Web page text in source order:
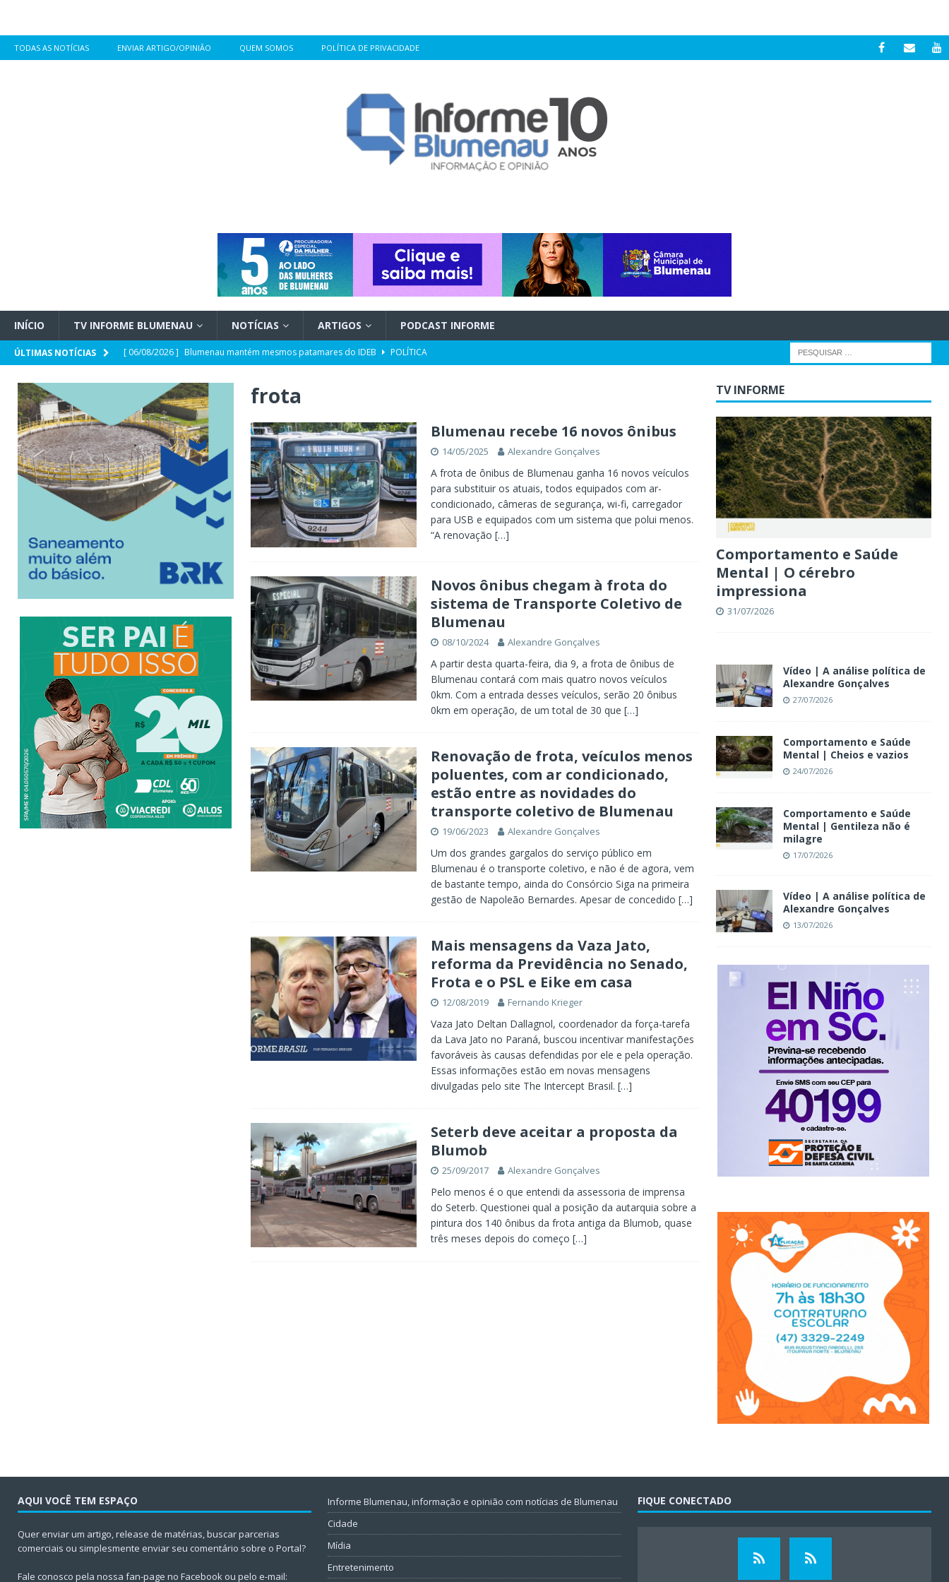
TODAS AS NOTÍCIAS ENVIAR ARTIGO/OPINIÃO QUEM SOMOS POLÍTICA DE PRIVACIDADE
INÍCIO TV INFORME BLUMENAU NOTÍCIAS ARTIGOS PODCAST INFORME
ÚLTIMAS NOTÍCIAS [ 06/08/2026 ] Blumenau mantém mesmos patamares do IDEB
POLÍTICA
[ 06/08/2026 ] Casa Fritz Müller terá programação especial gratuita ao longo de agosto
[ 06/08/2026 ] Câmara aprova credenciamento como nova modalidade para serviços funerários em Blumenau
POLÍTICA
[ 06/08/2026 ]
Superintendentes regionais da Polícia Federal emitem nota para reafirmar independência, em meio a
tensão com ministro André Mendonça
GERAL
[ 06/08/2026 ]
Defesa Civil de SC monitora formação de ciclone-bomba no Sul do Brasil; entenda como o fenômeno se
forma e quais os impactos no estado
GERAL
frota
Blumenau recebe 16 novos ônibus
14/05/2025 Alexandre Gonçalves
A frota de ônibus de Blumenau ganha 16 novos veículos
para substituir os atuais, todos equipados com ar-
condicionado, câmeras de segurança, wi-fi, carregador
para USB e equipados com um sistema que polui menos.
“A renovação […]
Novos ônibus chegam à frota do
sistema de Transporte Coletivo de
Blumenau
08/10/2024 Alexandre Gonçalves
A partir desta quarta-feira, dia 9, a frota de ônibus de
Blumenau contará com mais quatro novos veículos
0km. Com a entrada desses veículos, serão 20 ônibus
0km em operação, de um total de 30 que […]
Renovação de frota, veículos menos
poluentes, com ar condicionado,
estão entre as novidades do
transporte coletivo de Blumenau
19/06/2023 Alexandre Gonçalves
Um dos grandes gargalos do serviço público em
Blumenau é o transporte coletivo, e não é de agora, vem
de bastante tempo, ainda do Consórcio Siga na primeira
gestão de Napoleão Bernardes. Apesar de concedido […]
Mais mensagens da Vaza Jato,
reforma da Previdência no Senado,
Frota e o PSL e Eike em casa
12/08/2019 Fernando Krieger
Vaza Jato Deltan Dallagnol, coordenador da força-tarefa
da Lava Jato no Paraná, buscou incentivar manifestações
favoráveis às causas defendidas por ele e pela operação.
Essas informações estão em novas mensagens
divulgadas pelo site The Intercept Brasil. […]
Seterb deve aceitar a proposta da
Blumob
25/09/2017 Alexandre Gonçalves
Pelo menos é o que entendi da assessoria de imprensa
do Seterb. Questionei qual a posição da autarquia sobre a
pintura dos 140 ônibus da frota antiga da Blumob, quase
três meses depois do começo […]
TV INFORME
Comportamento e Saúde
Mental | O cérebro
impressiona
31/07/2026
Vídeo | A análise política de
Alexandre Gonçalves
27/07/2026
Comportamento e Saúde
Mental | Cheios e vazios
24/07/2026
Comportamento e Saúde
Mental | Gentileza não é
milagre
17/07/2026
Vídeo | A análise política de
Alexandre Gonçalves
13/07/2026
AQUI VOCÊ TEM ESPAÇO
Quer enviar um artigo, release de matérias, buscar parcerias
comerciais ou simplesmente enviar seu comentário sobre o Portal?
Fale conosco pela nossa fan-page no Facebook ou pelo e-mail:
Informe Blumenau, informação e opinião com notícias de Blumenau
Cidade
Mídia
Entretenimento
FIQUE CONECTADO